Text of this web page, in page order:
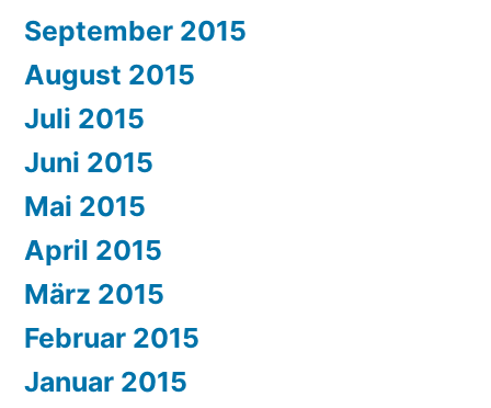
September 2015
August 2015
Juli 2015
Juni 2015
Mai 2015
April 2015
März 2015
Februar 2015
Januar 2015